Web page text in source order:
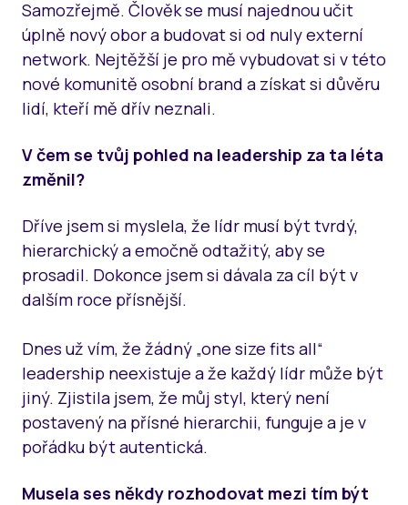
Samozřejmě. Člověk se musí najednou učit
úplně nový obor a budovat si od nuly externí
network. Nejtěžší je pro mě vybudovat si v této
nové komunitě osobní brand a získat si důvěru
lidí, kteří mě dřív neznali.
V čem se tvůj pohled na leadership za ta léta
změnil?
Dříve jsem si myslela, že lídr musí být tvrdý,
hierarchický a emočně odtažitý, aby se
prosadil. Dokonce jsem si dávala za cíl být v
dalším roce přísnější.
Dnes už vím, že žádný „one size fits all“
leadership neexistuje a že každý lídr může být
jiný. Zjistila jsem, že můj styl, který není
postavený na přísné hierarchii, funguje a je v
pořádku být autentická.
Musela ses někdy rozhodovat mezi tím být